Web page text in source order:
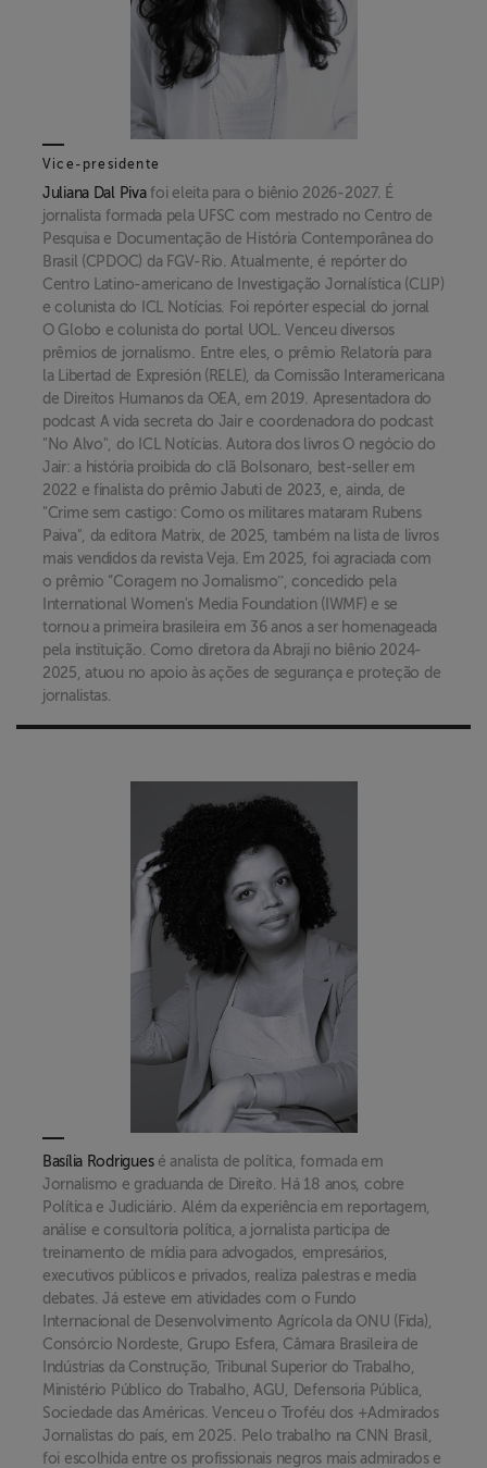
Vice-presidente
Juliana Dal Pivafoi eleita para o biênio 2026-2027. É
jornalista formada pela UFSC com mestrado no Centro de
Pesquisa e Documentação de História Contemporânea do
Brasil (CPDOC) da FGV-Rio. Atualmente, é repórter do
Centro Latino-americano de Investigação Jornalística (CLIP)
e colunista do ICL Notícias. Foi repórter especial do jornal
O Globo e colunista do portal UOL. Venceu diversos
prêmios de jornalismo. Entre eles, o prêmio Relatoría para
la Libertad de Expresión (RELE), da Comissão Interamericana
de Direitos Humanos da OEA, em 2019. Apresentadora do
podcast A vida secreta do Jair e coordenadora do podcast
"No Alvo", do ICL Notícias. Autora dos livros O negócio do
Jair: a história proibida do clã Bolsonaro, best-seller em
2022 e finalista do prêmio Jabuti de 2023, e, ainda, de
"Crime sem castigo: Como os militares mataram Rubens
Paiva", da editora Matrix, de 2025, também na lista de livros
mais vendidos da revista Veja. Em 2025, foi agraciada com
o prêmio “Coragem no Jornalismoˮ, concedido pela
International Women's Media Foundation (IWMF) e se
tornou a primeira brasileira em 36 anos a ser homenageada
pela instituição. Como diretora da Abraji no biênio 2024-
2025, atuou no apoio às ações de segurança e proteção de
jornalistas.
Basília Rodriguesé analista de política, formada em
Jornalismo e graduanda de Direito. Há 18 anos, cobre
Política e Judiciário. Além da experiência em reportagem,
análise e consultoria política, a jornalista participa de
treinamento de mídia para advogados, empresários,
executivos públicos e privados, realiza palestras e media
debates. Já esteve em atividades com o Fundo
Internacional de Desenvolvimento Agrícola da ONU (Fida),
Consórcio Nordeste, Grupo Esfera, Câmara Brasileira de
Indústrias da Construção, Tribunal Superior do Trabalho,
Ministério Público do Trabalho, AGU, Defensoria Pública,
Sociedade das Américas. Venceu o Troféu dos +Admirados
Jornalistas do país, em 2025. Pelo trabalho na CNN Brasil,
foi escolhida entre os profissionais negros mais admirados e